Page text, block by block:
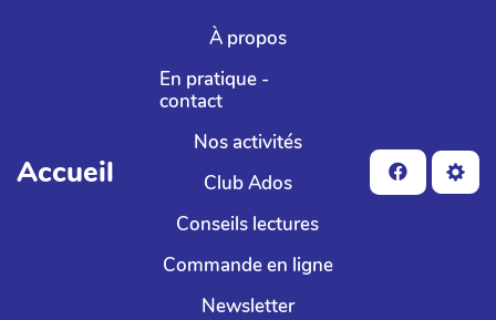
Aller au contenu principal
Accueil
À propos
En pratique -
contact
Nos activités
Club Ados
Conseils lectures
Commande en ligne
Newsletter